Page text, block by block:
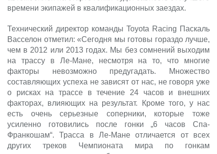
времени экипажей в квалификационных заездах.
Технический директор команды Toyota Racing Паскаль
Васселон отметил: «Сегодня мы готовы гораздо лучше,
чем в 2012 или 2013 годах. Мы без сомнений выходим
на трассу в Ле-Мане, несмотря на то, что многие
факторы невозможно предугадать. Множество
составляющих успеха не зависят от нас, не говоря уже
о рисках на трассе в течение 24 часов и внешних
факторах, влияющих на результат. Кроме того, у нас
есть очень серьезные соперники, которые тоже
усиленно готовились после гонки „6 часов Спа-
Франкошам“. Трасса в Ле-Мане отличается от всех
других треков Чемпионата мира по гонкам